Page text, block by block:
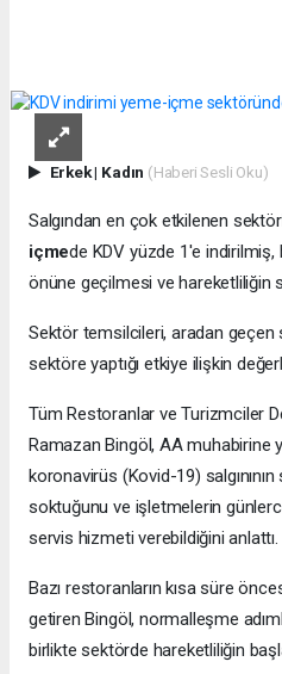
Erkek| Kadın (Haberi Sesli Oku)
Salgından en çok etkilenen
içmede KDV yüzde 1'e indirilmiş,
önüne geçilmesi ve hareketliliğin
Sektör temsilcileri, aradan geçen
sektöre yaptığı etkiye ilişkin
Tüm Restoranlar ve Turizmciler
Ramazan Bingöl, AA muhabirine
koronavirüs (Kovid-19) salgınının
soktuğunu ve işletmelerin
servis hizmeti verebildiğini anlattı.
Bazı restoranların kısa süre
getiren Bingöl, normalleşme
birlikte sektörde hareketliliğin